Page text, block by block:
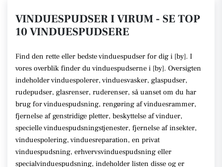
VINDUESPUDSER I VIRUM - SE TOP
10 VINDUESPUDSERE
Find den rette eller bedste vinduespudser for dig i [by]. I
vores overblik finder du vinduespudserne i [by]. Oversigten
indeholder vinduespolerer, vinduesvasker, glaspudser,
rudepudser, glasrenser, ruderenser, så uanset om du har
brug for vinduespudsning, rengøring af vinduesrammer,
fjernelse af genstridige pletter, beskyttelse af vinduer,
specielle vinduespudsningstjenester, fjernelse af insekter,
vinduespolering, vinduesreparation, en privat
vinduespudsning, erhvervsvinduespudsning eller
specialvinduespudsning, indeholder listen disse og er